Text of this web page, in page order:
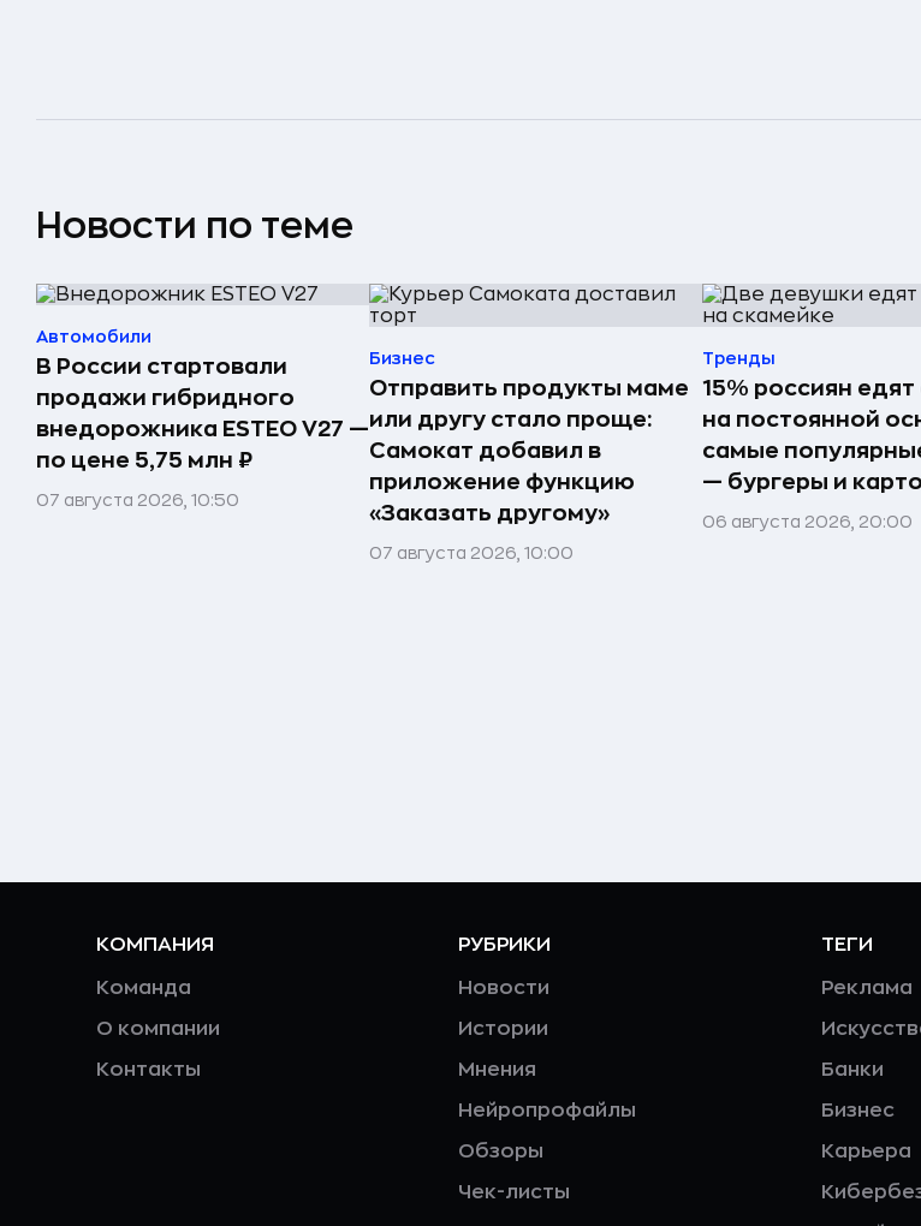
Новости по теме
Автомобили
В России стартовали
продажи гибридного
внедорожника ESTEO V27 —
по цене 5,75 млн ₽
07 августа 2026, 10:50
Бизнес
Отправить продукты маме
или другу стало проще:
Самокат добавил в
приложение функцию
«Заказать другому»
07 августа 2026, 10:00
Тренды
15% россиян
на постоянной
самые
— бургеры и
06 августа 2026, 20:00
КОМПАНИЯ
Команда
О компании
Контакты
РУБРИКИ
Новости
Истории
Мнения
Нейропрофайлы
Обзоры
Чек-листы
ТЕГИ
Реклама
Банки
Бизнес
Карьера